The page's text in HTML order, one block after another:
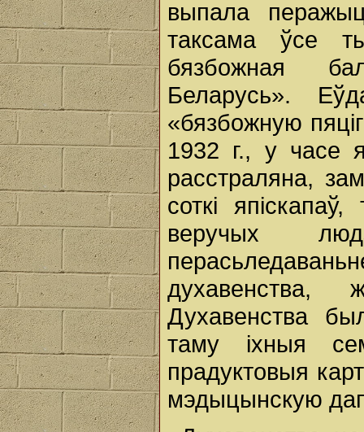
выпала
таксама ўсе
бязбожная
Беларусь».
«бязбожную
1932 г., у часе
расстраляна,
соткі
веручых
Духавенства
таму іхныя
прадуктовыя
мэдыцынскую